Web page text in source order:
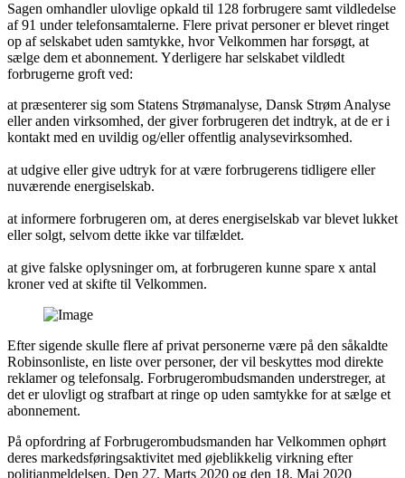
Sagen omhandler ulovlige opkald til 128 forbrugere samt vildledelse
af 91 under telefonsamtalerne. Flere privat personer er blevet ringet
op af selskabet uden samtykke, hvor Velkommen har forsøgt, at
sælge dem et abonnement. Yderligere har selskabet vildledt
forbrugerne groft ved:
at præsenterer sig som Statens Strømanalyse, Dansk Strøm Analyse
eller anden virksomhed, der giver forbrugeren det indtryk, at de er i
kontakt med en uvildig og/eller offentlig analysevirksomhed.
at udgive eller give udtryk for at være forbrugerens tidligere eller
nuværende energiselskab.
at informere forbrugeren om, at deres energiselskab var blevet lukket
eller solgt, selvom dette ikke var tilfældet.
at give falske oplysninger om, at forbrugeren kunne spare x antal
kroner ved at skifte til Velkommen.
Efter sigende skulle flere af privat personerne være på den såkaldte
Robinsonliste, en liste over personer, der vil beskyttes mod direkte
reklamer og telefonsalg. Forbrugerombudsmanden understreger, at
det er ulovligt og strafbart at ringe op uden samtykke for at sælge et
abonnement.
På opfordring af Forbrugerombudsmanden har Velkommen ophørt
deres markedsføringsaktivitet med øjeblikkelig virkning efter
politianmeldelsen. Den 27. Marts 2020 og den 18. Maj 2020